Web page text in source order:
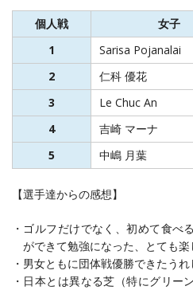
個人戦
女子
1
Sarisa Pojanalai
2
仁科 優花
3
Le Chuc An
4
吉崎 マーナ
5
中嶋 月葉
【選手達からの感想】
・ゴルフだけでなく、初めて食べ
ができて勉強になった、とても楽
・男女ともに団体戦優勝できたうれ
・日本とは異なる芝（特にグリー